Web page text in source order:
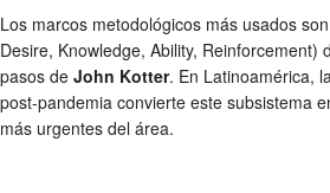
Los marcos metodológicos más usados son
Desire, Knowledge, Ability, Reinforcement)
pasos de John Kotter. En Latinoamérica,
post-pandemia convierte este subsistema
más urgentes del área.